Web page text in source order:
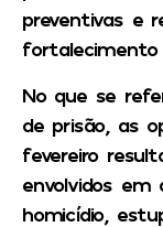
preventivas e
No que se
de prisão, as
fevereiro
envolvidos em
homicídio,